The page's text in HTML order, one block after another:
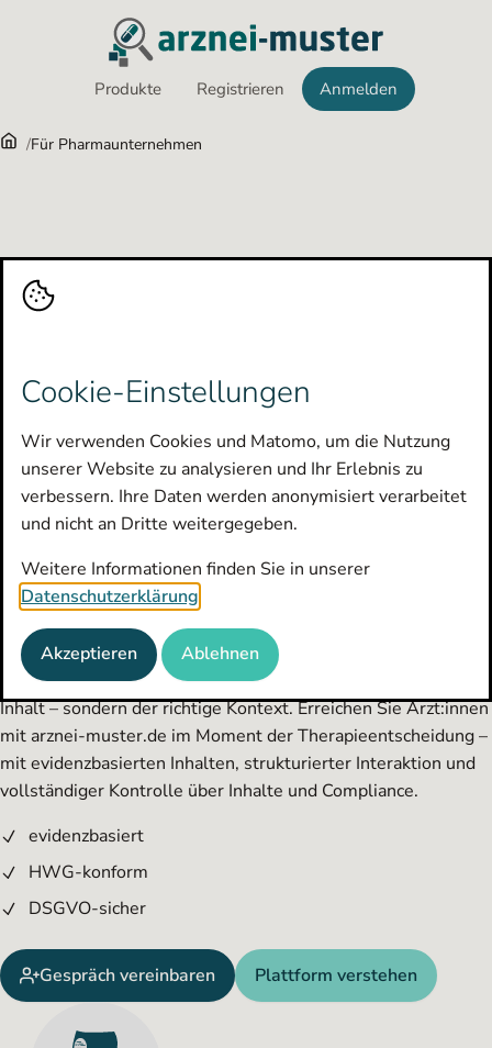
Navigation überspringen
Produkte Registrieren Anmelden
Für Pharmaunternehmen
Wir liefern Evidenz. Für die
richtigen Entscheidungen.
Medical-Kommunikation erreicht Ärzt:innen oft nicht im
entscheidenden Moment. Was fehlt, ist aber nicht noch mehr
Inhalt – sondern der richtige Kontext. Erreichen Sie Ärzt:innen
mit arznei-muster.de im Moment der Therapieentscheidung –
mit evidenzbasierten Inhalten, strukturierter Interaktion und
vollständiger Kontrolle über Inhalte und Compliance.
evidenzbasiert
HWG-konform
DSGVO-sicher
Gespräch vereinbaren Plattform verstehen
Cookie-Einstellungen
Wir verwenden Cookies und Matomo, um die Nutzung
unserer Website zu analysieren und Ihr Erlebnis zu
verbessern. Ihre Daten werden anonymisiert verarbeitet
und nicht an Dritte weitergegeben.
Weitere Informationen finden Sie in unserer
Datenschutzerklärung
Akzeptieren Ablehnen